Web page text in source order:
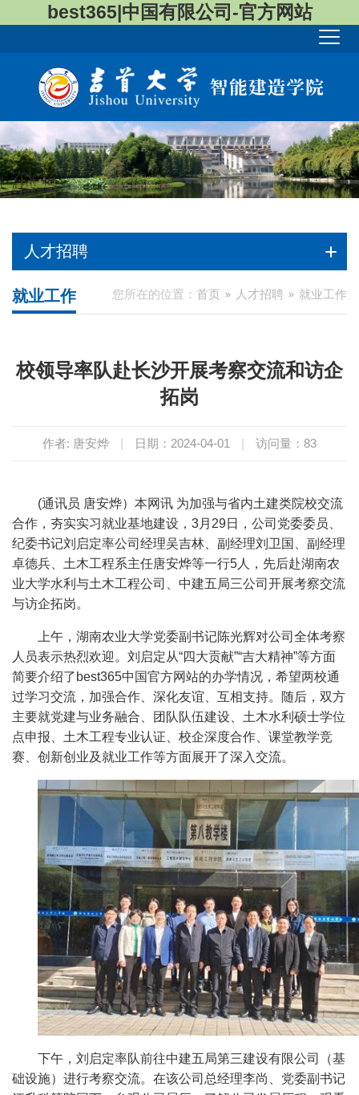
best365|中国有限公司-官方网站
人才招聘
您所在的位置： 首页 人才招聘 就业工作
就业工作
校领导率队赴长沙开展考察交流和访企
拓岗
作者: 唐安烨 | 日期：2024-04-01 | 访问量： 83
(通讯员 唐安烨）本网讯 为加强与省内土建类院校交流
合作，夯实实习就业基地建设， 3月 29日，公司党委委员、
纪委书记刘启定率公司经理吴吉林、副经理刘卫国、副经理
卓德兵、土木工程系主任唐安烨等一行5 人，先后赴湖南农
业大学水利与土木工程公司、中建五局三公司开展考察交流
与访企拓岗。
上午，湖南农业大学党委副书记陈光辉对公司全体考察
人员表示热烈欢迎。刘启定从“四大贡献”“吉大精神”等方面
简要介绍了best365中国官方网站的办学情况，希望两校通
过学习交流，加强合作、深化友谊、互相支持。随后，双方
主要就党建与业务融合、团队队伍建设、土木水利硕士学位
点申报、土木工程专业认证、校企深度合作、课堂教学竞
赛、创新创业及就业工作等方面展开了深入交流。
下午，刘启定率队前往中建五局第三建设有限公司（基
础设施）进行考察交流。在该公司总经理李尚、党委副书记